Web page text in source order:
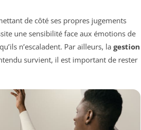
de côté ses propres jugements
une sensibilité face aux émotions de
n’escaladent. Par ailleurs, la gestion
survient, il est important de rester